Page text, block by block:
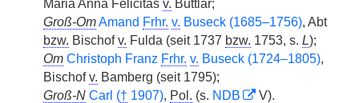
Maria Anna Felicitas v. Buttlar;
Groß-OmAmand Frhr. v. Buseck (1685–1756), Abt
bzw. Bischofv. Fulda (seit 1737 bzw. 1753, s. L);
Om Christoph Franz Frhr. v. Buseck (1724–1805),
Bischofv. Bamberg (seit 1795);
Groß-N Carl († 1907), Pol. (s. NDB V).